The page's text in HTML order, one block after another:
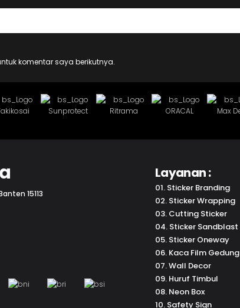
komentar saya berikutnya.
15113
Layanan :
01. Sticker Branding
02. Sticker Wrapping
03. Cutting Sticker
04. Sticker Sandblast
05. Sticker Oneway
06. Kaca Film Gedung
07. Wall Decor
09. Huruf Timbul
08. Neon Box
10. Safety Sign